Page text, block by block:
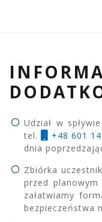
Udział w
tel.
+48 601
dnia
Zbiórka
przed
załatwiamy
bezpieczeństwa